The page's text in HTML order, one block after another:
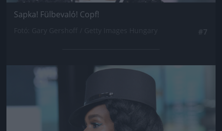
Sapka! Fülbevaló! Copf!